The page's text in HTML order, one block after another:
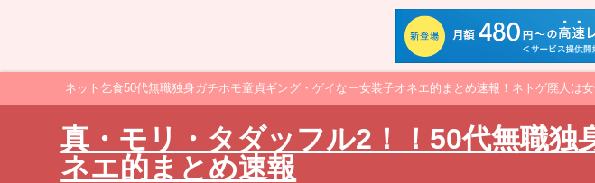
ネット乞食50代無職独身ガチホモ童貞ギング・ゲイなー女装子オネエ的まとめ速報！ネトゲ廃人は
真・モリ・タダッフル2！！50代無職
ネエ的まとめ速報